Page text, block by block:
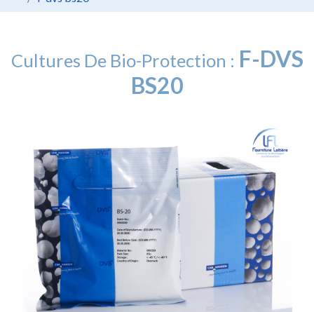
Cultures De Bio-Protection : F-DVS
BS20